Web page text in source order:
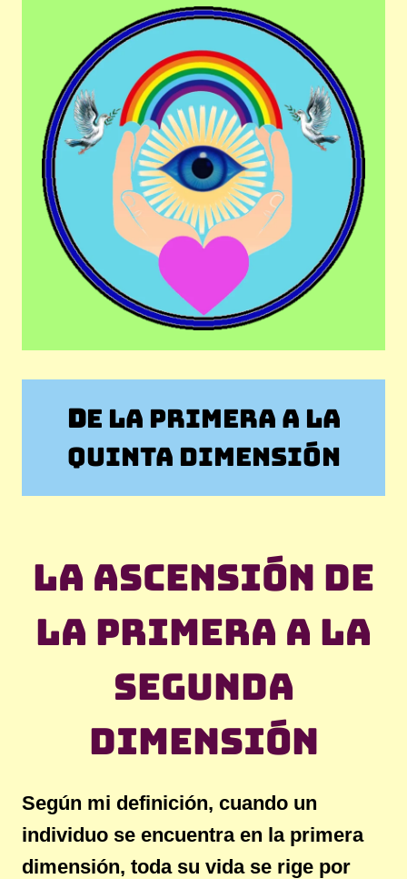
DE LA PRIMERA A LA
QUINTA DIMENSIÓN
La ascensión de
la primera a la
segunda
dimensión
Según mi definición, cuando un
individuo se encuentra en la primera
dimensión, toda su vida se rige por